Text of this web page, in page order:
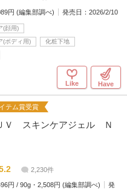
円 (編集部調べ) 発売日： 2026/2/10
(顔用)
(ボディ用)
化粧下地
Like Have
テム賞受賞
Ｖ スキンケアジェル Ｎ
2,230件
円 / 90g・2,508円 (編集部調べ)
発